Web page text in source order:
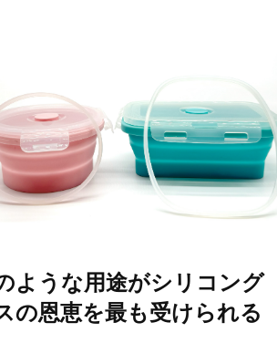
ような用途がシリコング
の恩恵を最も受けられる